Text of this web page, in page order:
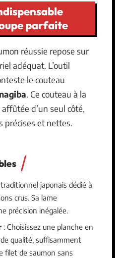
parfaite
réussie repose sur
adéquat. L’outil
le couteau
. Ce couteau à la
d’un seul côté,
précises et nettes.
japonais dédié à
crus. Sa lame
précision inégalée.
: Choisissez une planche en
qualité, suffisamment
filet de saumon sans